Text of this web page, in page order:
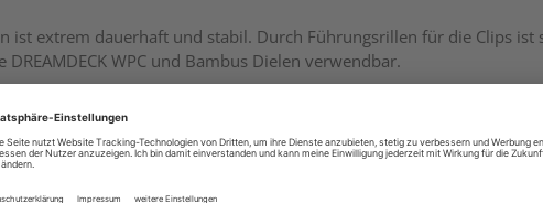
extrem dauerhaft und stabil. Durch Führungsrillen für die Clips ist
WPC und Bambus Dielen verwendbar.